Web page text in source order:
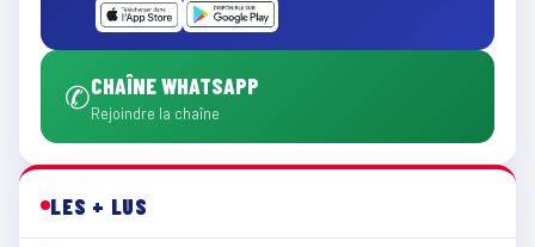
✆CHAÎNE WHATSAPP
Rejoindre la chaîne
LES + LUS